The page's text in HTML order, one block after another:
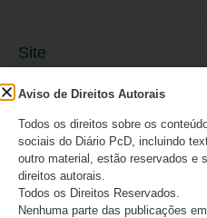
Site
Salvar meus dados neste
próxima vez que eu
Aviso de Direitos Autorais
Todos os direitos sobre os
sociais do Diário PcD, incluindo
outro material, estão reservados e
direitos autorais.
Todos os Direitos Reservados.
Nenhuma parte das publicações